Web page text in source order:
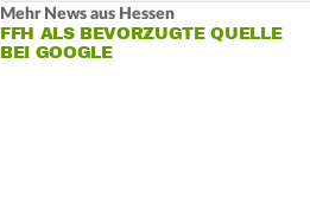
Mehr News aus Hessen
FFH ALS BEVORZUGTE QUELLE
BEI GOOGLE